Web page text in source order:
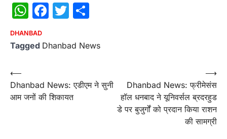
WhatsApp
Facebook
Twitter
DHANBAD
Tagged Dhanbad News
Post
navigation
⟵
Dhanbad News: एडीएम ने सुनी
आम जनों की शिकायत
Dhanbad News: फ्रीमेसंस
हॉल धनबाद ने यूनिवर्सल ब्रदरहुड
डे पर बुजुर्गों को प्रदान किया राशन
की सामग्री
⟶